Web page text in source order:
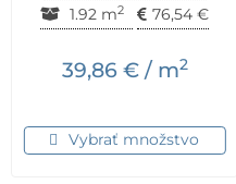
1.92 m2 76,54 €
39,86 €/ m2
Vybrať množstvo